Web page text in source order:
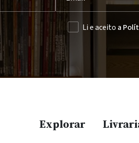
Li e aceito a
Explorar